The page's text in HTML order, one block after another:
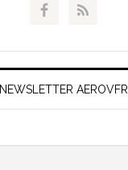
NEWSLETTER AEROVFR